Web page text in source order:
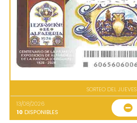
SORTEO DEL JUEVES
13/08/2026
10 DISPONIBLES